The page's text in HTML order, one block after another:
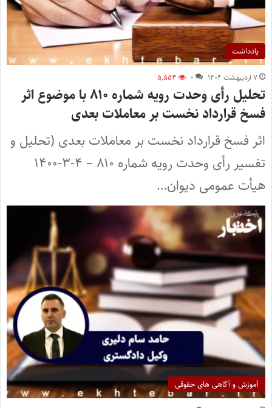
یادداشت
۷ اردیبهشت ۱۴۰۴ ۰ ۵,۵۵۳
تحلیل رأی وحدت‌ رویه شماره ۸۱۰ با موضوع اثر
فسخ قرارداد نخست بر معاملات بعدی
اثر فسخ قرارداد نخست بر معاملات بعدی (تحلیل و
تفسیر رأی وحدت‌ رویه شماره ۸۱۰ – ۴-۳-۱۴۰۰
هیأت عمومی دیوان…
آموزش و آگاهی های حقوقی